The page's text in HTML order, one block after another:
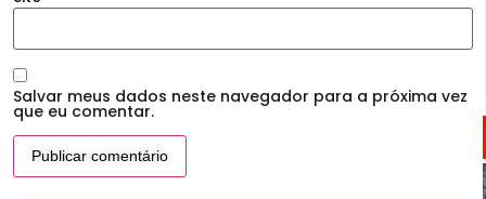
Salvar meus dados neste navegador para a próxima vez
que eu comentar.